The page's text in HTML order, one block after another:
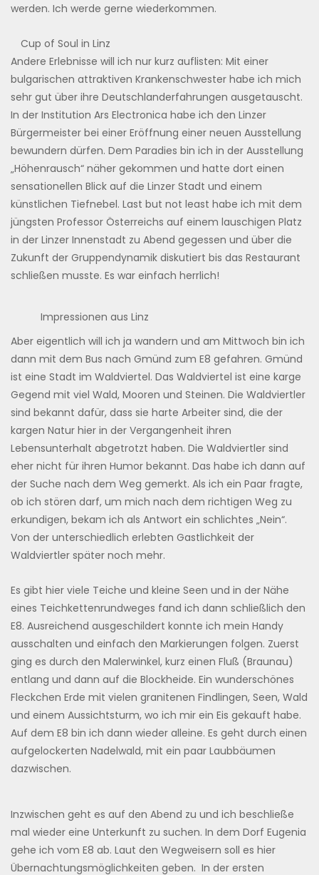
werden. Ich werde gerne wiederkommen.
Cup of Soul in Linz
Andere Erlebnisse will ich nur kurz auflisten: Mit einer
bulgarischen attraktiven Krankenschwester habe ich mich
sehr gut über ihre Deutschlanderfahrungen ausgetauscht.
In der Institution Ars Electronica habe ich den Linzer
Bürgermeister bei einer Eröffnung einer neuen Ausstellung
bewundern dürfen. Dem Paradies bin ich in der Ausstellung
„Höhenrausch“ näher gekommen und hatte dort einen
sensationellen Blick auf die Linzer Stadt und einem
künstlichen Tiefnebel. Last but not least habe ich mit dem
jüngsten Professor Österreichs auf einem lauschigen Platz
in der Linzer Innenstadt zu Abend gegessen und über die
Zukunft der Gruppendynamik diskutiert bis das Restaurant
schließen musste. Es war einfach herrlich!
Impressionen aus Linz
Aber eigentlich will ich ja wandern und am Mittwoch bin ich
dann mit dem Bus nach Gmünd zum E8 gefahren. Gmünd
ist eine Stadt im Waldviertel. Das Waldviertel ist eine karge
Gegend mit viel Wald, Mooren und Steinen. Die Waldviertler
sind bekannt dafür, dass sie harte Arbeiter sind, die der
kargen Natur hier in der Vergangenheit ihren
Lebensunterhalt abgetrotzt haben. Die Waldviertler sind
eher nicht für ihren Humor bekannt. Das habe ich dann auf
der Suche nach dem Weg gemerkt. Als ich ein Paar fragte,
ob ich stören darf, um mich nach dem richtigen Weg zu
erkundigen, bekam ich als Antwort ein schlichtes „Nein“.
Von der unterschiedlich erlebten Gastlichkeit der
Waldviertler später noch mehr.
Es gibt hier viele Teiche und kleine Seen und in der Nähe
eines Teichkettenrundweges fand ich dann schließlich den
E8. Ausreichend ausgeschildert konnte ich mein Handy
ausschalten und einfach den Markierungen folgen. Zuerst
ging es durch den Malerwinkel, kurz einen Fluß (Braunau)
entlang und dann auf die Blockheide. Ein wunderschönes
Fleckchen Erde mit vielen granitenen Findlingen, Seen, Wald
und einem Aussichtsturm, wo ich mir ein Eis gekauft habe.
Auf dem E8 bin ich dann wieder alleine. Es geht durch einen
aufgelockerten Nadelwald, mit ein paar Laubbäumen
dazwischen.
Inzwischen geht es auf den Abend zu und ich beschließe
mal wieder eine Unterkunft zu suchen. In dem Dorf Eugenia
gehe ich vom E8 ab. Laut den Wegweisern soll es hier
Übernachtungsmöglichkeiten geben. In der ersten